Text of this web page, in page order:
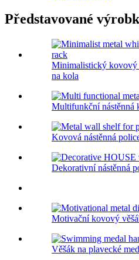
Představované
Minimalistický
na kola
Multifunkční nástěnná
Kovová nástěnná
Dekorativní nástěnná
Motivační kovový
Věšák na plavecké